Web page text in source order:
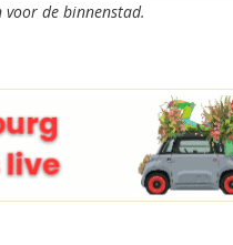
de binnenstad.